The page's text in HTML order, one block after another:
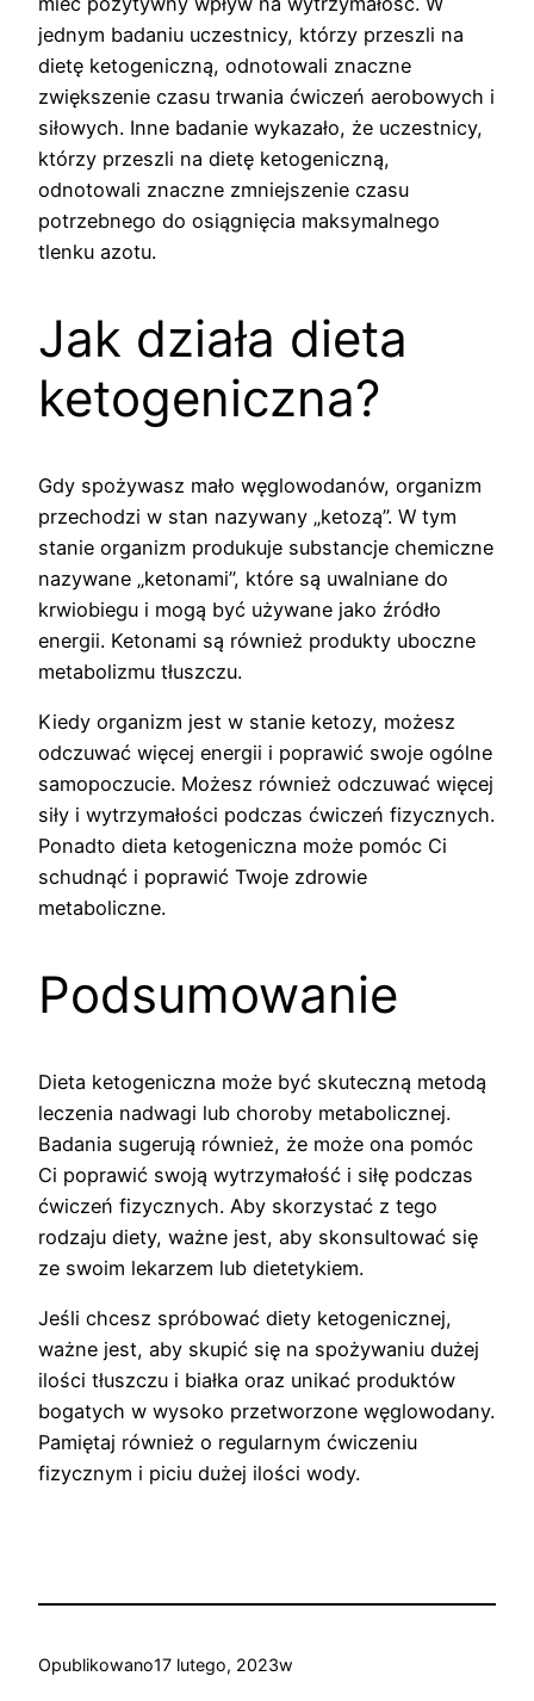
jednym badaniu uczestnicy, którzy przeszli na
dietę ketogeniczną, odnotowali znaczne
zwiększenie czasu trwania ćwiczeń aerobowych i
siłowych. Inne badanie wykazało, że uczestnicy,
którzy przeszli na dietę ketogeniczną,
odnotowali znaczne zmniejszenie czasu
potrzebnego do osiągnięcia maksymalnego
tlenku azotu.
Jak działa dieta
ketogeniczna?
Gdy spożywasz mało węglowodanów, organizm
przechodzi w stan nazywany „ketozą”. W tym
stanie organizm produkuje substancje chemiczne
nazywane „ketonami”, które są uwalniane do
krwiobiegu i mogą być używane jako źródło
energii. Ketonami są również produkty uboczne
metabolizmu tłuszczu.
Kiedy organizm jest w stanie ketozy, możesz
odczuwać więcej energii i poprawić swoje ogólne
samopoczucie. Możesz również odczuwać więcej
siły i wytrzymałości podczas ćwiczeń fizycznych.
Ponadto dieta ketogeniczna może pomóc Ci
schudnąć i poprawić Twoje zdrowie
metaboliczne.
Podsumowanie
Dieta ketogeniczna może być skuteczną metodą
leczenia nadwagi lub choroby metabolicznej.
Badania sugerują również, że może ona pomóc
Ci poprawić swoją wytrzymałość i siłę podczas
ćwiczeń fizycznych. Aby skorzystać z tego
rodzaju diety, ważne jest, aby skonsultować się
ze swoim lekarzem lub dietetykiem.
Jeśli chcesz spróbować diety ketogenicznej,
ważne jest, aby skupić się na spożywaniu dużej
ilości tłuszczu i białka oraz unikać produktów
bogatych w wysoko przetworzone węglowodany.
Pamiętaj również o regularnym ćwiczeniu
fizycznym i piciu dużej ilości wody.
Opublikowano17 lutego, 2023w